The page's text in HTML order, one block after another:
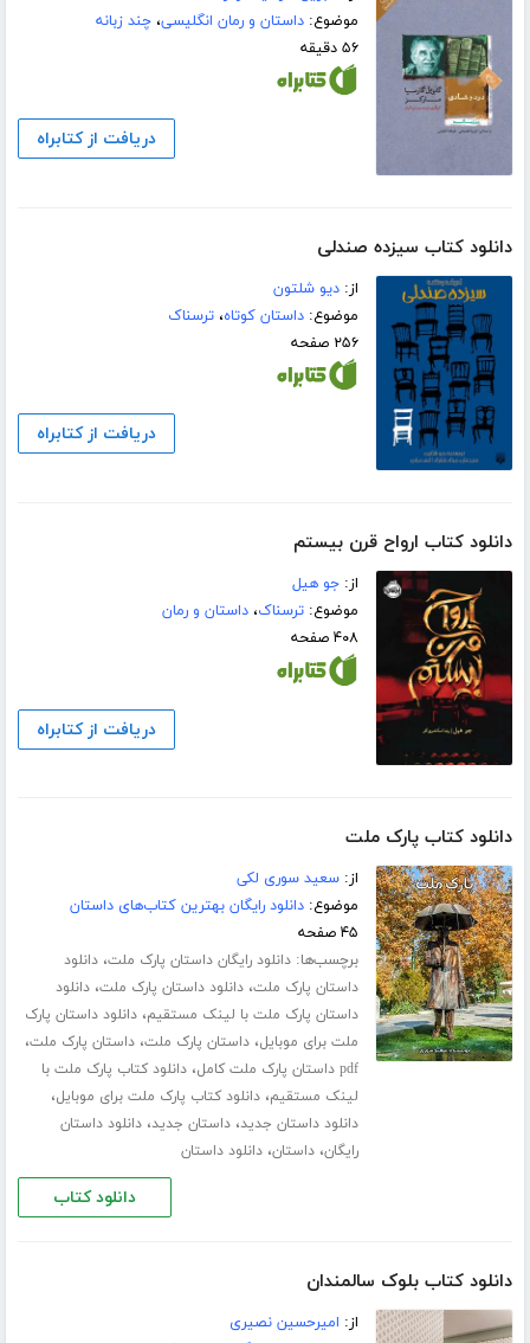
موضوع:داستان و رمان انگلیسی،چند زبانه
۵۶ دقیقه
دریافت از کتابراه
دانلود کتاب سیزده صندلی
از:دیو شلتون
موضوع:داستان کوتاه،ترسناک
۲۵۶ صفحه
دریافت از کتابراه
دانلود کتاب ارواح قرن بیستم
از:جو ھیل
موضوع:ترسناک،داستان و رمان
۴۰۸ صفحه
دریافت از کتابراه
دانلود کتاب پارک ملت
از:سعید سوری لکی
موضوع:دانلود رایگان بهترین کتاب‌های داستان
۴۵ صفحه
برچسب‌ها:دانلود رایگان داستان پارک ملت،دانلود
داستان پارک ملت،دانلود داستان پارک ملت،دانلود
داستان پارک ملت با لینک مستقیم،دانلود داستان پارک
ملت برای موبایل،داستان پارک ملت،داستان پارک ملت،
pdf داستان پارک ملت کامل ،دانلود کتاب پارک ملت با
لینک مستقیم،دانلود کتاب پارک ملت برای موبایل،
دانلود داستان جدید،داستان جدید،دانلود داستان
رایگان،داستان،دانلود داستان
دانلود کتاب
دانلود کتاب بلوک سالمندان
از: امیرحسین نصیری